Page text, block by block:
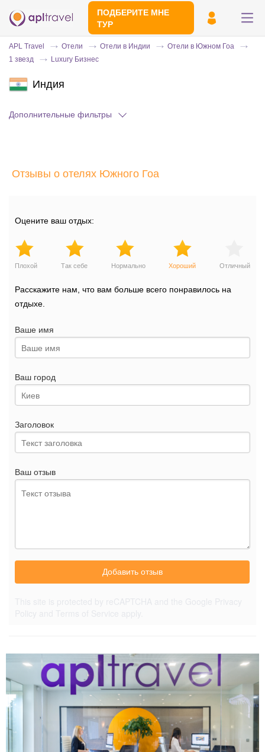
ПОДБЕРИТЕ МНЕ
ТУР
APL Travel Отели Отели в Индии
Отели в Южном Гоа
1 звезд
Luxury Бизнес
Индия
Дополнительные фильтры
Отзывы о отелях Южного Гоа
Оцените ваш отдых:
Плохой Так себе Нормально Хороший Отличный
Расскажите нам, что вам больше всего понравилось на
отдыхе.
Ваше имя
Ваш город
Заголовок
Ваш отзыв
Добавить отзыв